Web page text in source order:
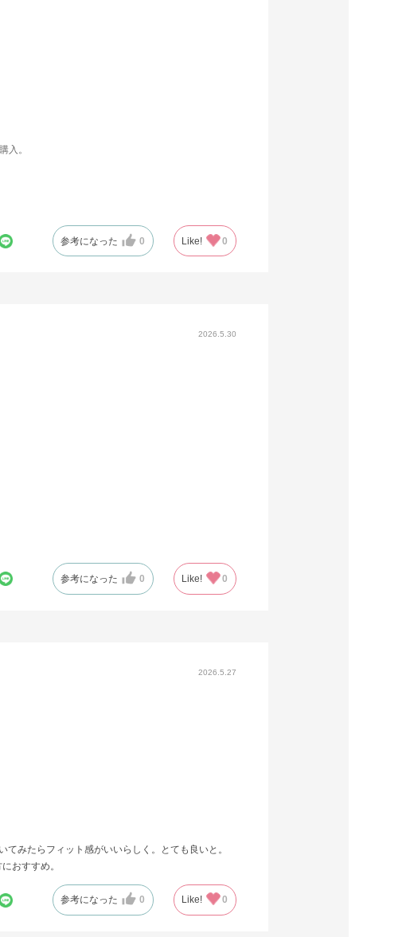
入。
参考になった 0 Like! 0
2026.5.30
参考になった 0 Like! 0
2026.5.27
みたらフィット感がいいらしく。とても良いと。
おすすめ。
参考になった 0 Like! 0